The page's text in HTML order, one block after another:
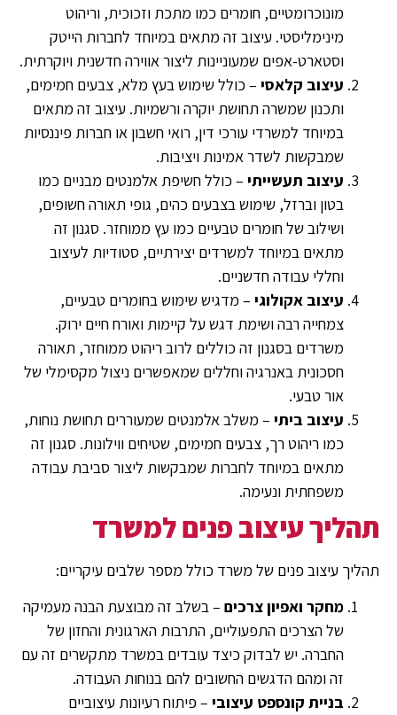
מונוכרומטיים, חומרים כמו מתכת וזכוכית, וריהוט
מינימליסטי. עיצוב זה מתאים במיוחד לחברות הייטק
וסטארט-אפים שמעוניינות ליצור אווירה חדשנית ויוקרתית.
עיצוב קלאסי – כולל שימוש בעץ מלא, צבעים חמימים,
ותכנון שמשרה תחושת יוקרה ורשמיות. עיצוב זה מתאים
במיוחד למשרדי עורכי דין, רואי חשבון או חברות פיננסיות
שמבקשות לשדר אמינות ויציבות.
עיצוב תעשייתי – כולל חשיפת אלמנטים מבניים כמו
בטון וברזל, שימוש בצבעים כהים, גופי תאורה חשופים,
ושילוב של חומרים טבעיים כמו עץ ממוחזר. סגנון זה
מתאים במיוחד למשרדים יצירתיים, סטודיות לעיצוב
וחללי עבודה חדשניים.
עיצוב אקולוגי – מדגיש שימוש בחומרים טבעיים,
צמחייה רבה ושימת דגש על קיימות ואורח חיים ירוק.
משרדים בסגנון זה כוללים לרוב ריהוט ממוחזר, תאורה
חסכונית באנרגיה וחללים שמאפשרים ניצול מקסימלי של
אור טבעי.
עיצוב ביתי – משלב אלמנטים שמעוררים תחושת נוחות,
כמו ריהוט רך, צבעים חמימים, שטיחים ווילונות. סגנון זה
מתאים במיוחד לחברות שמבקשות ליצור סביבת עבודה
משפחתית ונעימה.
תהליך עיצוב פנים למשרד
תהליך עיצוב פנים של משרד כולל מספר שלבים עיקריים:
מחקר ואפיון צרכים – בשלב זה מבוצעת הבנה מעמיקה
של הצרכים התפעוליים, התרבות הארגונית והחזון של
החברה. יש לבדוק כיצד עובדים במשרד מתקשרים זה עם
זה ומהם הדגשים החשובים להם בנוחות העבודה.
בניית קונספט עיצובי – פיתוח רעיונות עיצוביים